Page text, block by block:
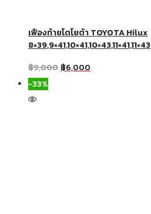
เฟืองท้ายโตโยต้า TOYOTA Hilux
8×39,9×41,10×41,10×43,11×41,11×43
฿9,000 ฿6,000
-33%